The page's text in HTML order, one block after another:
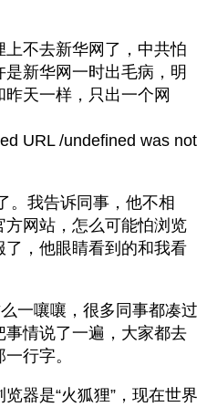
不去新华网了，中共怕
新华网一时出毛病，明
天一样，只出一个网
URL /undefined was not
。我告诉同事，他不相
网站，怎么可能怕浏览
，他眼睛看到的和我看
一嚷嚷，很多同事都凑过
情说了一遍，大家都去
行字。
器是“火狐狸”，现在世界